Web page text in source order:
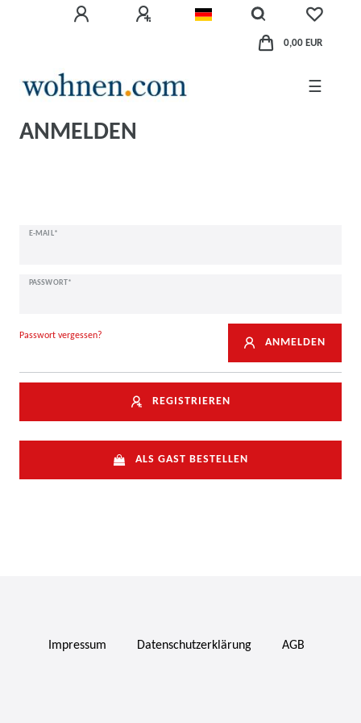
0,00 EUR
☰
ANMELDEN
E-MAIL*
PASSWORT*
Passwort vergessen?
ANMELDEN
REGISTRIEREN
ALS GAST BESTELLEN
Impressum Daten­schutz­erklärung AGB